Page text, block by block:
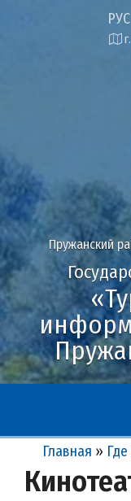
РУС
Пружанский
Главная »